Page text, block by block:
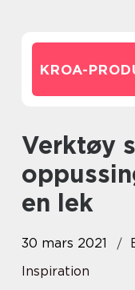
KROA-
Verktøy som får
en lek
30 mars 2021
Inspiration